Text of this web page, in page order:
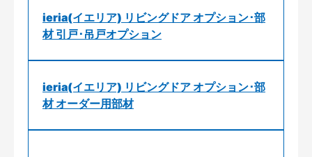
ieria(イエリア) リビングドア オプション･部
材 引戸･吊戸オプション
ieria(イエリア) リビングドア オプション･部
材 オーダー用部材